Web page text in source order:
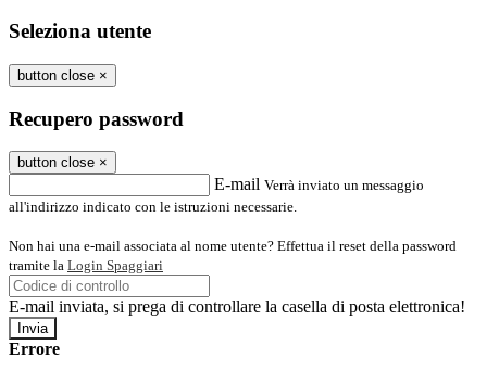
Seleziona utente
button close ×
Recupero password
button close ×
E-mail Verrà inviato un messaggio
all'indirizzo indicato con le istruzioni necessarie.
Non hai una e-mail associata al nome utente? Effettua il reset della password
tramite la Login Spaggiari
E-mail inviata, si prega di controllare la casella di posta elettronica!
Errore